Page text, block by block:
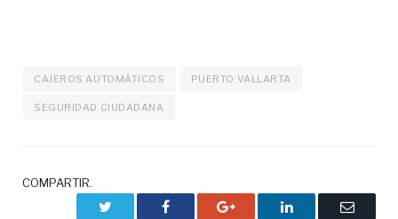
CAJEROS AUTOMÁTICOS PUERTO VALLARTA
SEGURIDAD CIUDADANA
COMPARTIR.
Facebook Google+ LinkedIn Correo